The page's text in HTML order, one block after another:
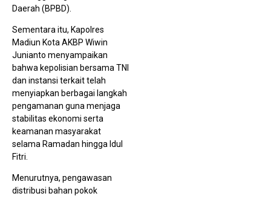
Daerah (BPBD).
Sementara itu, Kapolres
Madiun Kota AKBP Wiwin
Junianto menyampaikan
bahwa kepolisian bersama TNI
dan instansi terkait telah
menyiapkan berbagai langkah
pengamanan guna menjaga
stabilitas ekonomi serta
keamanan masyarakat
selama Ramadan hingga Idul
Fitri.
Menurutnya, pengawasan
distribusi bahan pokok